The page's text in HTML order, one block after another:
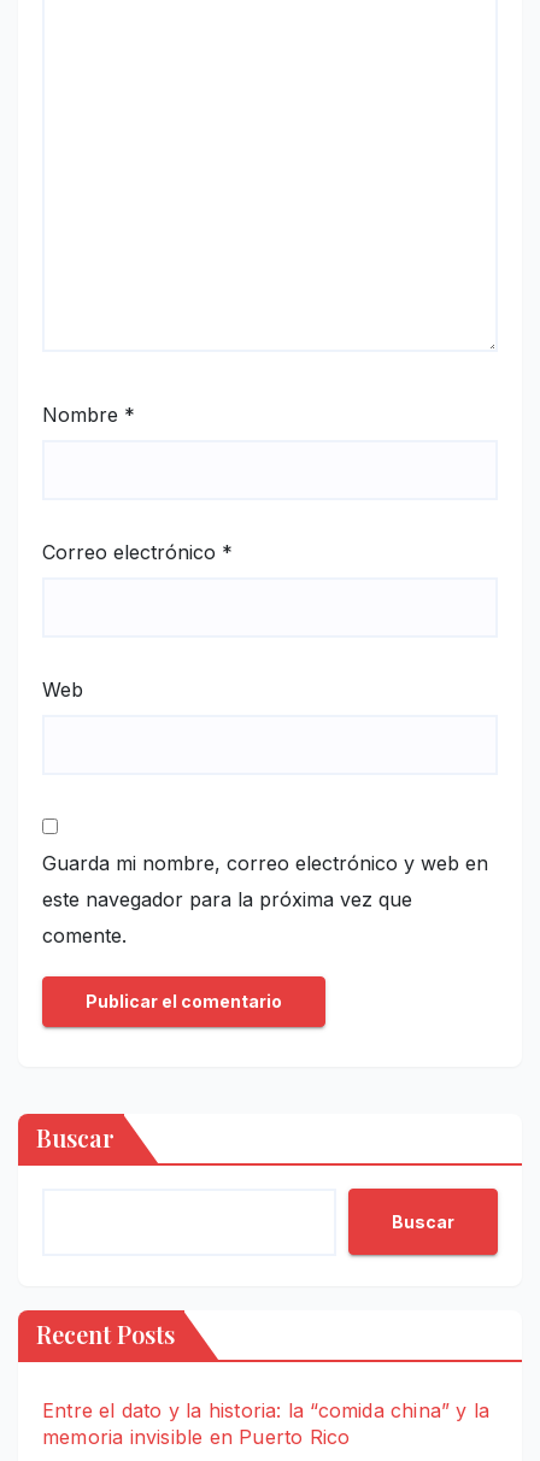
Nombre *
Correo electrónico *
Web
Guarda mi nombre, correo electrónico y web en
este navegador para la próxima vez que
comente.
Buscar
Buscar
Recent Posts
Entre el dato y la historia: la “comida china” y la
memoria invisible en Puerto Rico